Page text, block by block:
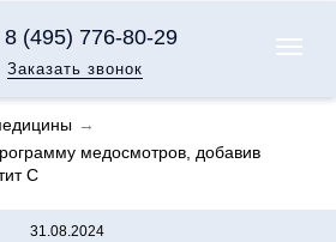
8 (495) 776-80-29
Заказать звонок
→
медосмотров, добавив
С
31.08.2024